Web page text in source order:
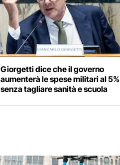
Giorgetti dice che il governo
aumenterà le spese militari al 5%
senza tagliare sanità e scuola